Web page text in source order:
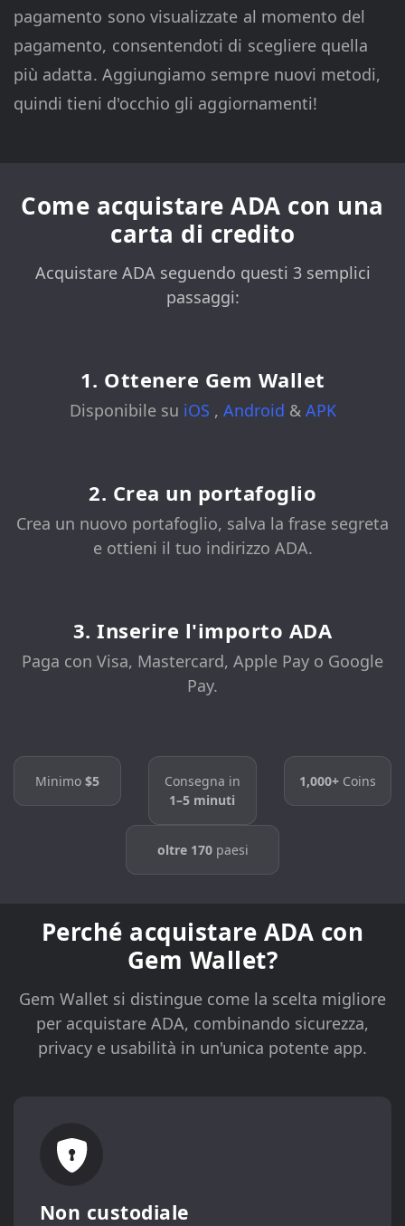
pagamento sono visualizzate al momento del
pagamento, consentendoti di scegliere quella
più adatta. Aggiungiamo sempre nuovi metodi,
quindi tieni d'occhio gli aggiornamenti!
Come acquistare ADA con una
carta di credito
Acquistare ADA seguendo questi 3 semplici
passaggi:
1. Ottenere Gem Wallet
Disponibile su iOS , Android & APK
2. Crea un portafoglio
Crea un nuovo portafoglio, salva la frase segreta
e ottieni il tuo indirizzo ADA.
3. Inserire l'importo ADA
Paga con Visa, Mastercard, Apple Pay o Google
Pay.
Minimo$5
Consegna in
1–5 minuti
1,000+Coins
oltre 170paesi
Perché acquistare ADA con
Gem Wallet?
Gem Wallet si distingue come la scelta migliore
per acquistare ADA, combinando sicurezza,
privacy e usabilità in un'unica potente app.
Non custodiale